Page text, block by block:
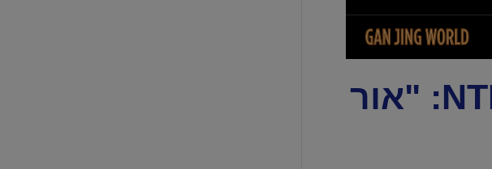
לשעבר מיס ונצואלה בריאיון ל-NTD: "אור